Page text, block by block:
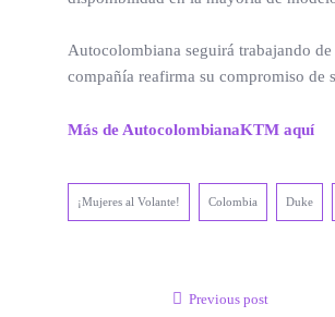
Autocolombiana seguirá trabajando
compañía reafirma su compromiso de
Más de AutocolombianaKTM aquí
¡Mujeres al Volante! Colombia Duke
Previous post